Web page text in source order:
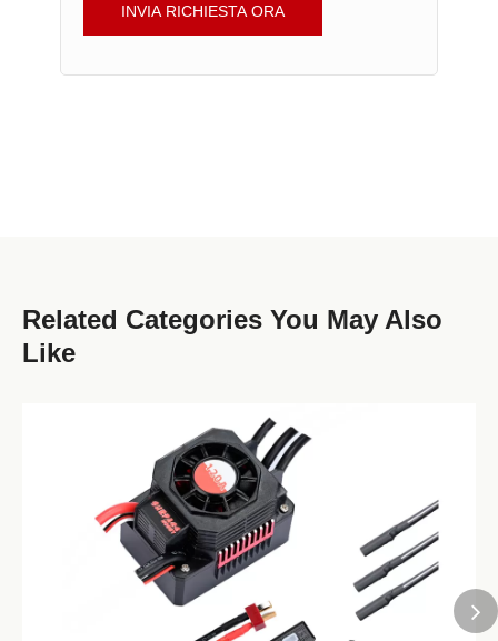
INVIA RICHIESTA ORA
Related Categories You May Also
Like